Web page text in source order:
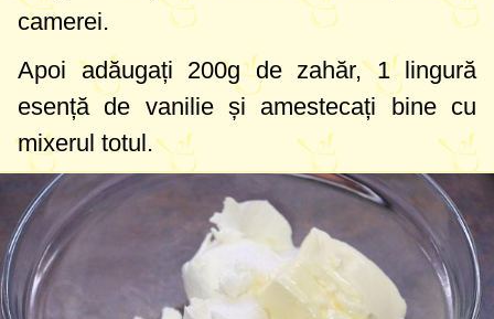
camerei.
Apoi adăugați 200gde zahăr,1 lingură
esență de vanilie și amestecați bine cu
mixerul totul.